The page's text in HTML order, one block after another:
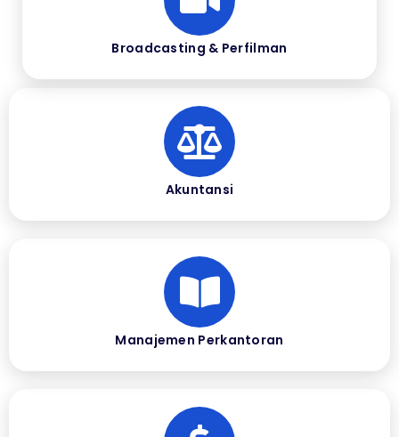
Broadcasting & Perfilman
Akuntansi
Manajemen Perkantoran